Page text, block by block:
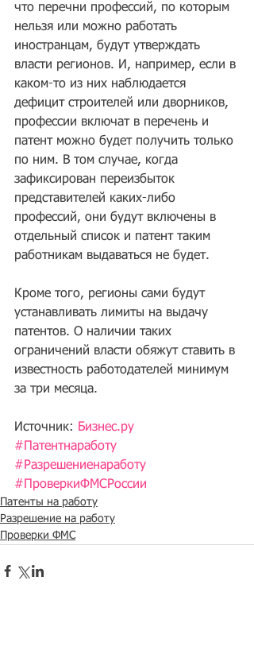
что перечни профессий, по которым
нельзя или можно работать
иностранцам, будут утверждать
власти регионов. И, например, если в
каком-то из них наблюдается
дефицит строителей или дворников,
профессии включат в перечень и
патент можно будет получить только
по ним. В том случае, когда
зафиксирован переизбыток
представителей каких-либо
профессий, они будут включены в
отдельный список и патент таким
работникам выдаваться не будет.
Кроме того, регионы сами будут
устанавливать лимиты на выдачу
патентов. О наличии таких
ограничений власти обяжут ставить в
известность работодателей минимум
за три месяца.
Источник: Бизнес.ру
#Патентнаработу
#Разрешениенаработу
#ПроверкиФМСРоссии
Патенты на работу
Разрешение на работу
Проверки ФМС